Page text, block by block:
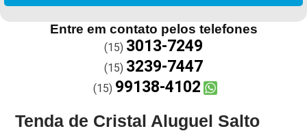
Entre em contato pelos telefones
(15) 3013-7249
(15) 3239-7447
(15) 99138-4102
Tenda de Cristal Aluguel Salto